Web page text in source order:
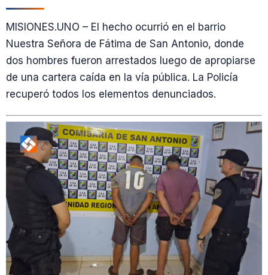
MISIONES.UNO – El hecho ocurrió en el barrio
Nuestra Señora de Fátima de San Antonio, donde
dos hombres fueron arrestados luego de apropiarse
de una cartera caída en la vía pública. La Policía
recuperó todos los elementos denunciados.